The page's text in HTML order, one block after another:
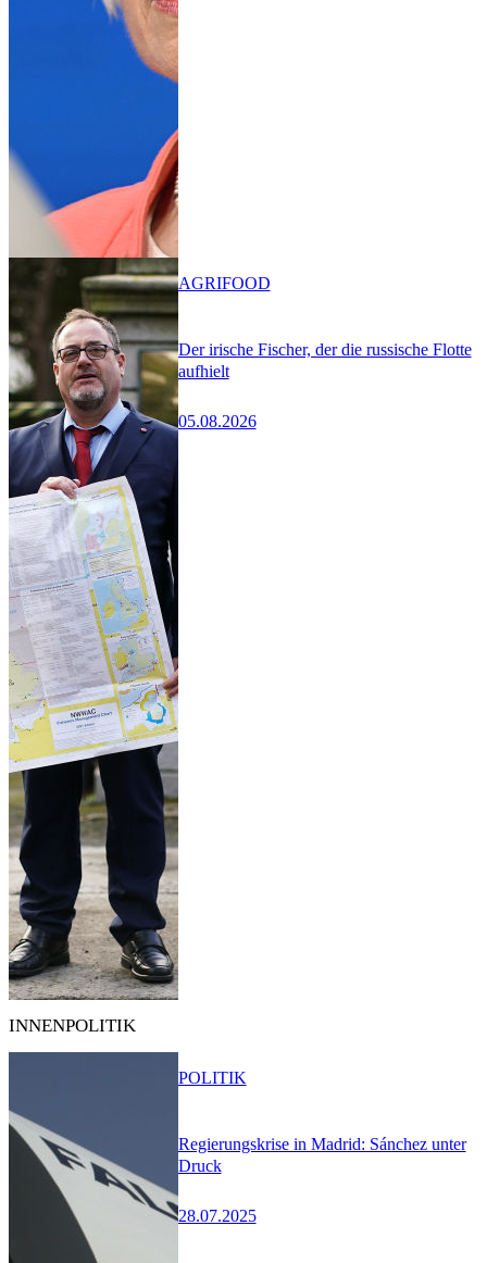
Der irische Fischer, der die russische Flotte
aufhielt
05.08.2026
AGRIFOOD
INNENPOLITIK
Regierungskrise in Madrid: Sánchez unter
Druck
28.07.2025
POLITIK